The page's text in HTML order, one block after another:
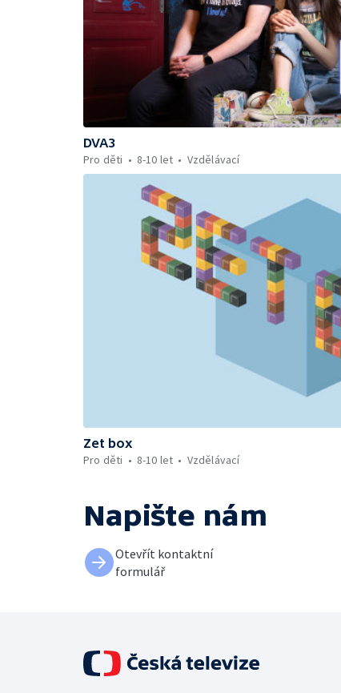
DVA3
Pro děti
8-10 let Vzdělávací
Zet box
Pro děti
8-10 let Vzdělávací
Napište nám
Otevřít kontaktní
formulář